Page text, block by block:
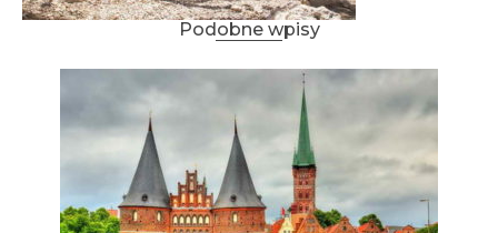
Podobne wpisy